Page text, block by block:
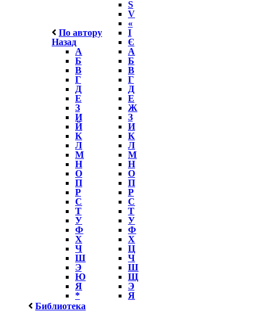
По автору
Назад
А
Б
В
Г
Д
Е
З
И
Й
К
Л
М
Н
О
П
Р
С
Т
У
Ф
Х
Ч
Ш
Э
Ю
Я
*
S
V
«
І
Є
А
Б
В
Г
Д
Е
Ж
З
И
К
Л
М
Н
О
П
Р
С
Т
У
Ф
Х
Ц
Ч
Ш
Щ
Э
Я
Библиотека